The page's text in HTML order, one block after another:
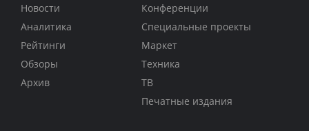
Новости
Аналитика
Рейтинги
Обзоры
Архив
Конференции
Специальные проекты
Маркет
Техника
ТВ
Печатные издания